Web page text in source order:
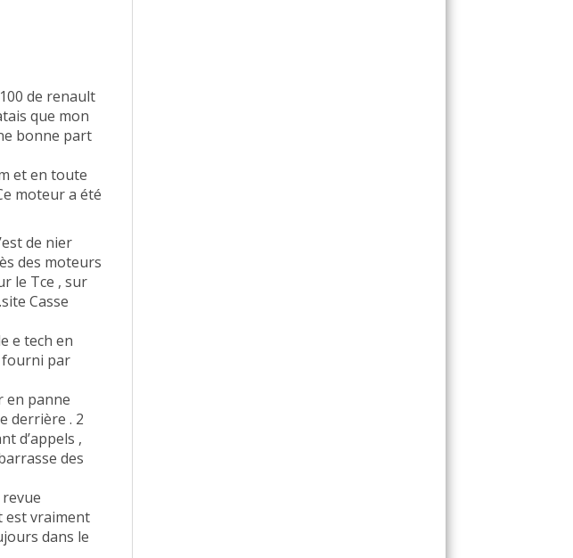
de renault
que mon
bonne part
et en toute
moteur a été
de nier
des moteurs
le Tce , sur
Casse
e tech en
fourni par
en panne
derrière . 2
d’appels ,
des
est vraiment
dans le